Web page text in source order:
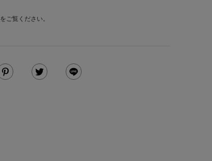
をご覧ください。